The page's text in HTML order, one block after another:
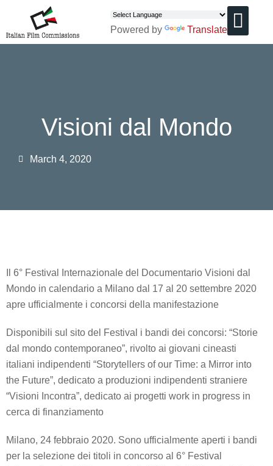
Powered by Translate
Visioni dal Mondo
March 4, 2020
Il 6° Festival Internazionale del Documentario Visioni dal
Mondo in calendario a Milano dal 17 al 20 settembre 2020
apre ufficialmente i concorsi della manifestazione
Disponibili sul sito del Festival i bandi dei concorsi: “Storie
dal mondo contemporaneo”, rivolto ai giovani cineasti
italiani indipendenti “Storytellers of our Time: a Mirror into
the Future”, dedicato a produzioni indipendenti straniere
“Visioni Incontra”, dedicato ai progetti work in progress in
cerca di finanziamento
Milano, 24 febbraio 2020. Sono ufficialmente aperti i bandi
per la selezione dei titoli in concorso al 6° Festival